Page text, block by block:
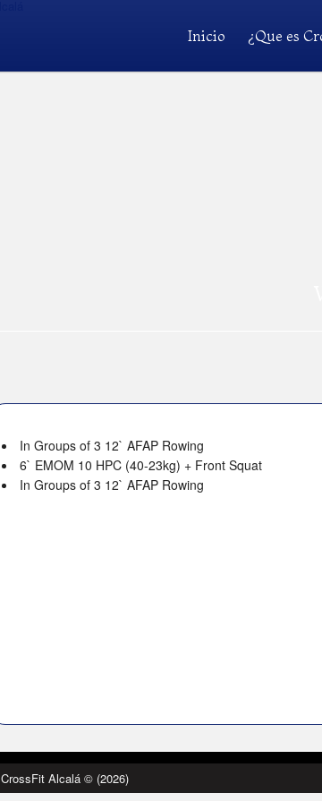
Inicio ¿Que es
In Groups of 3 12` AFAP Rowing
6` EMOM 10 HPC (40-23kg) + Front Squat
In Groups of 3 12` AFAP Rowing
CrossFit Alcalá © (2026)